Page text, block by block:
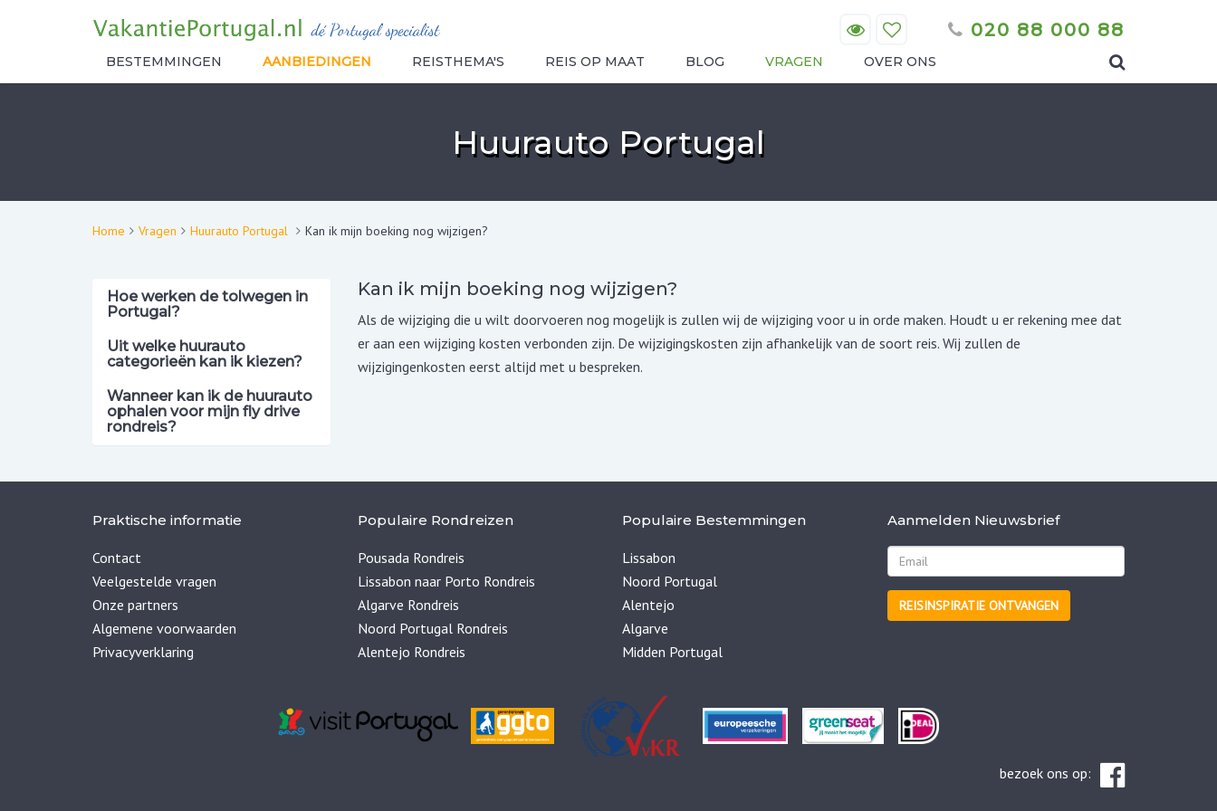
020 88 000 88
BESTEMMINGEN AANBIEDINGEN REISTHEMA'S REIS OP MAAT BLOG VRAGEN OVER ONS
Huurauto Portugal
Home Vragen Huurauto Portugal Kan ik mijn boeking nog wijzigen?
Hoe werken de tolwegen in
Portugal?
Uit welke huurauto
categorieën kan ik kiezen?
Wanneer kan ik de huurauto
ophalen voor mijn fly drive
rondreis?
Kan ik mijn boeking nog wijzigen?
Als de wijziging die u wilt doorvoeren nog mogelijk is zullen wij de wijziging voor u in orde maken. Houdt u er rekening mee dat
er aan een wijziging kosten verbonden zijn. De wijzigingskosten zijn afhankelijk van de soort reis. Wij zullen de
wijzigingenkosten eerst altijd met u bespreken.
Praktische informatie
Contact
Veelgestelde vragen
Onze partners
Algemene voorwaarden
Privacyverklaring
Populaire Rondreizen
Pousada Rondreis
Lissabon naar Porto Rondreis
Algarve Rondreis
Noord Portugal Rondreis
Alentejo Rondreis
Populaire Bestemmingen
Lissabon
Noord Portugal
Alentejo
Algarve
Midden Portugal
Aanmelden Nieuwsbrief
REISINSPIRATIE ONTVANGEN
bezoek ons op: